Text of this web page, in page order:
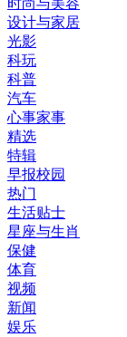
时尚与美容
设计与家居
光影
科玩
科普
汽车
心事家事
精选
特辑
早报校园
热门
生活贴士
星座与生肖
保健
体育
视频
新闻
娱乐